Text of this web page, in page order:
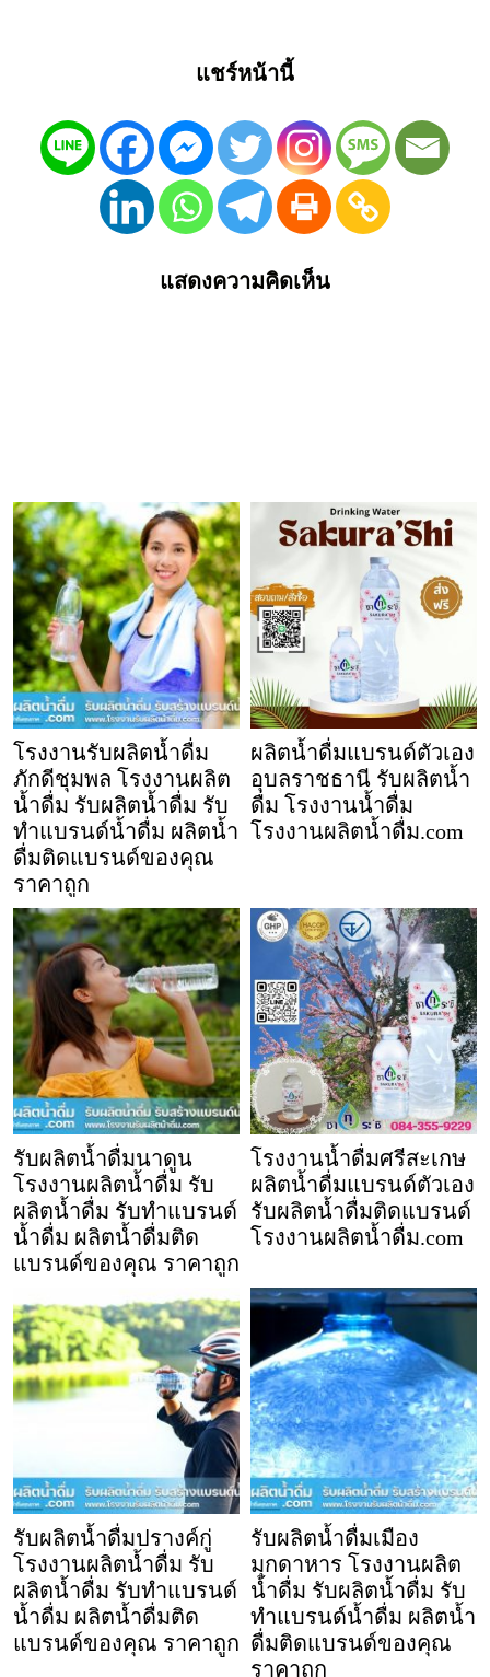
แชร์หน้านี้
แสดงความคิดเห็น
โรงงานรับผลิตน้ำดื่ม
ภักดีชุมพล โรงงานผลิต
น้ำดื่ม รับผลิตน้ำดื่ม รับ
ทำแบรนด์น้ำดื่ม ผลิตน้ำ
ดื่มติดแบรนด์ของคุณ
ราคาถูก
ผลิตน้ำดื่มแบรนด์ตัวเอง
อุบลราชธานี รับผลิตน้ำ
ดื่ม โรงงานน้ำดื่ม
โรงงานผลิตน้ำดื่ม.com
รับผลิตน้ำดื่มนาดูน
โรงงานผลิตน้ำดื่ม รับ
ผลิตน้ำดื่ม รับทำแบรนด์
น้ำดื่ม ผลิตน้ำดื่มติด
แบรนด์ของคุณ ราคาถูก
โรงงานน้ำดื่มศรีสะเกษ
ผลิตน้ำดื่มแบรนด์ตัวเอง
รับผลิตน้ำดื่มติดแบรนด์
โรงงานผลิตน้ำดื่ม.com
รับผลิตน้ำดื่มปรางค์กู่
โรงงานผลิตน้ำดื่ม รับ
ผลิตน้ำดื่ม รับทำแบรนด์
น้ำดื่ม ผลิตน้ำดื่มติด
แบรนด์ของคุณ ราคาถูก
รับผลิตน้ำดื่มเมือง
มุกดาหาร โรงงานผลิต
น้ำดื่ม รับผลิตน้ำดื่ม รับ
ทำแบรนด์น้ำดื่ม ผลิตน้ำ
ดื่มติดแบรนด์ของคุณ
ราคาถูก